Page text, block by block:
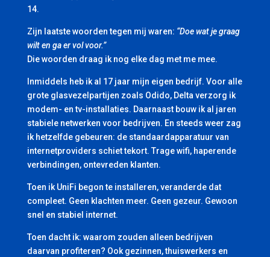
14.
Zijn laatste woorden tegen mij waren: “Doe wat je graag
wilt en ga er vol voor.”
Die woorden draag ik nog elke dag met me mee.
Inmiddels heb ik al 17 jaar mijn eigen bedrijf. Voor alle
grote glasvezelpartijen zoals Odido, Delta verzorg ik
modem- en tv-installaties. Daarnaast bouw ik al jaren
stabiele netwerken voor bedrijven. En steeds weer zag
ik hetzelfde gebeuren: de standaardapparatuur van
internetproviders schiet tekort. Trage wifi, haperende
verbindingen, ontevreden klanten.
Toen ik UniFi begon te installeren, veranderde dat
compleet. Geen klachten meer. Geen gezeur. Gewoon
snel en stabiel internet.
Toen dacht ik: waarom zouden alleen bedrijven
daarvan profiteren? Ook gezinnen, thuiswerkers en